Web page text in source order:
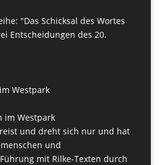
"Das Schicksal des Wortes
Entscheidungen des 20.
Westpark
im Westpark
und dreht sich nur und hat
und
mit Rilke-Texten durch